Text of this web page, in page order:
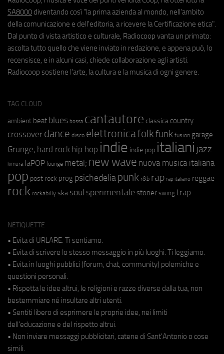
SA8000 diventando così "la prima azienda al mondo, nell'ambito
della comunicazione e dell'editoria, a ricevere la Certificazione etica".
Dal punto di vista artistico e culturale, Radiocoop vanta un primato:
ascolta tutto quello che viene inviato in redazione, e appena può, lo
recensisce, e in alcuni casi, chiede collaborazione agli artisti.
Radiocoop sostiene l'arte, la cultura e la musica di ogni genere.
TAG CLOUD
ambient beat blues bossa cantautore classica country
crossover dance disco elettronicafolkfunk fusion garage
Grunge; hard rock hip hop indie indie pop italiani jazz
kimura laPOP lounge metal; new wave nuova musica italiana
pop post rock prog psichedeliapunk r&b rap rap italiano reggae
rock rockabilly ska soul sperimentale stoner swing trap
NETIQUETTE
• Evita di URLARE. Ti sentiamo.
• Evita di scrivere lo stesso messaggio in più luoghi. Ti leggiamo.
• Evita in luoghi pubblici (forum, chat, community) polemiche e
questioni personali.
• Rispetta le idee altrui, le religioni e razze diverse dalla tua, non
bestemmiare né insultare altri utenti.
• Sentiti libero di esprimere le proprie idee, nei limiti
dell'educazione e del rispetto altrui.
• Non inviare messaggi pubblicitari, catene di Sant'Antonio o cose
simili.